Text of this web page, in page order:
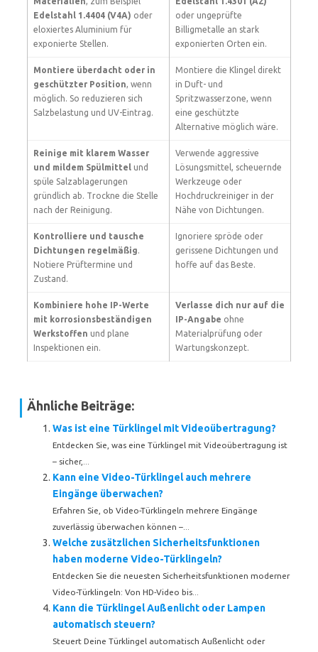
Edelstahl 1.4404 (V4A) oder
eloxiertes Aluminium für
exponierte Stellen.
oder ungeprüfte
Billigmetalle an stark
exponierten Orten ein.
Montiere überdacht oder in
geschützter Position, wenn
möglich. So reduzieren sich
Salzbelastung und UV-Eintrag.
Montiere die Klingel direkt
in Duft- und
Spritzwasserzone, wenn
eine geschützte
Alternative möglich wäre.
Reinige mit klarem Wasser
und mildem Spülmittel und
spüle Salzablagerungen
gründlich ab. Trockne die Stelle
nach der Reinigung.
Verwende aggressive
Lösungsmittel, scheuernde
Werkzeuge oder
Hochdruckreiniger in der
Nähe von Dichtungen.
Kontrolliere und tausche
Dichtungen regelmäßig.
Notiere Prüftermine und
Zustand.
Ignoriere spröde oder
gerissene Dichtungen und
hoffe auf das Beste.
Kombiniere hohe IP-Werte
mit korrosionsbeständigen
Werkstoffen und plane
Inspektionen ein.
Verlasse dich nur auf die
IP-Angabe ohne
Materialprüfung oder
Wartungskonzept.
Ähnliche Beiträge:
Was ist eine Türklingel mit Videoübertragung?
Entdecken Sie, was eine Türklingel mit Videoübertragung ist
– sicher,...
Kann eine Video-Türklingel auch mehrere
Eingänge überwachen?
Erfahren Sie, ob Video-Türklingeln mehrere Eingänge
zuverlässig überwachen können –...
Welche zusätzlichen Sicherheitsfunktionen
haben moderne Video-Türklingeln?
Entdecken Sie die neuesten Sicherheitsfunktionen moderner
Video-Türklingeln: Von HD-Video bis...
Kann die Türklingel Außenlicht oder Lampen
automatisch steuern?
Steuert Deine Türklingel automatisch Außenlicht oder